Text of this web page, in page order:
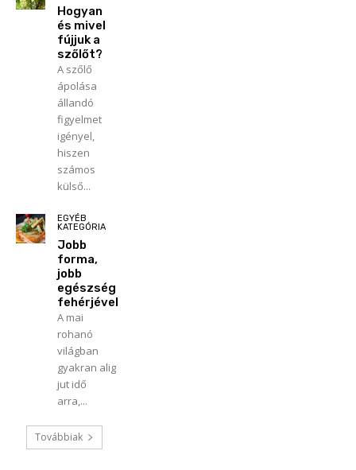
Hogyan
és mivel
fújjuk a
szőlőt?
A szőlő
ápolása
állandó
figyelmet
igényel,
hiszen
számos
külső...
EGYÉB
KATEGÓRIA
Jobb
forma,
jobb
egészség
fehérjével
A mai
rohanó
világban
gyakran alig
jut idő
arra,...
Továbbiak